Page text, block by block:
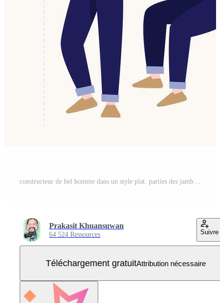
constructeur de bel homme dans un style plat. parties des jambes et des bras du corps, émotions du visage, coupes de cheveux et gestes des mains. personnage de dessin animé de vecteur Vecteur Gratuit
Prakasit Khuansuwan
64 524 Ressources Suivre
Téléchargement gratuitAttribution nécessaire